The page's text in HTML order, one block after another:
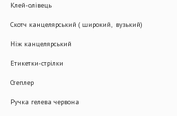
Клей-олівець
Скотч канцелярський ( широкий, вузький)
Ніж канцелярський
Етикетки-стрілки
Степлер
Ручка гелева червона